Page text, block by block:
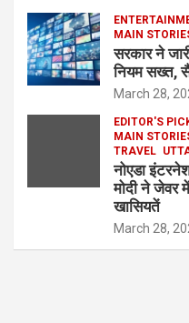
MAIN
सरकार ने
नियम सख्त,
March 28,
EDITOR'S
MAIN
TRAVEL
नोएडा
मोदी ने जेवर
खासियतें
March 28,